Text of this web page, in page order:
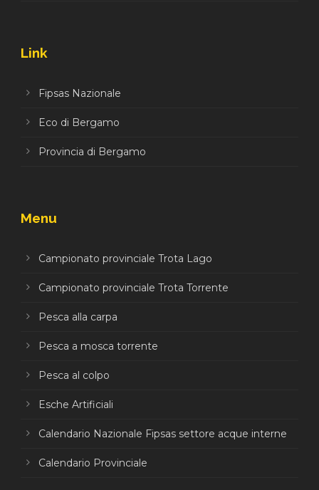
Link
Fipsas Nazionale
Eco di Bergamo
Provincia di Bergamo
Menu
Campionato provinciale Trota Lago
Campionato provinciale Trota Torrente
Pesca alla carpa
Pesca a mosca torrente
Pesca al colpo
Esche Artificiali
Calendario Nazionale Fipsas settore acque interne
Calendario Provinciale